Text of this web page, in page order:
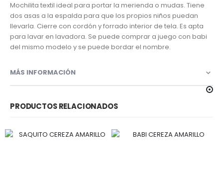
Mochilita textil ideal para portar la merienda o mudas. Tiene
dos asas a la espalda para que los propios niños puedan
llevarla. Cierre con cordón y forrado interior de tela. Es apta
para lavar en lavadora. Se puede comprar a juego con babi
del mismo modelo y se puede bordar el nombre.
MÁS INFORMACIÓN
PRODUCTOS RELACIONADOS